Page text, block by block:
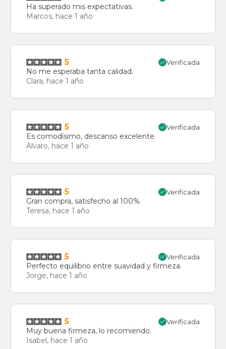
Ha superado mis expectativas.
Marcos, hace 1 año
5 Verificada
No me esperaba tanta calidad.
Clara, hace 1 año
5 Verificada
Es comodísimo, descanso excelente.
Álvaro, hace 1 año
5 Verificada
Gran compra, satisfecho al 100%.
Teresa, hace 1 año
5 Verificada
Perfecto equilibrio entre suavidad y firmeza.
Jorge, hace 1 año
5 Verificada
Muy buena firmeza, lo recomiendo.
Isabel, hace 1 año